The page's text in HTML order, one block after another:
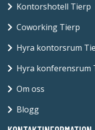
Kontorshotell Tierp
Coworking Tierp
Hyra kontorsrum
Hyra konferensrum
Om oss
Blogg